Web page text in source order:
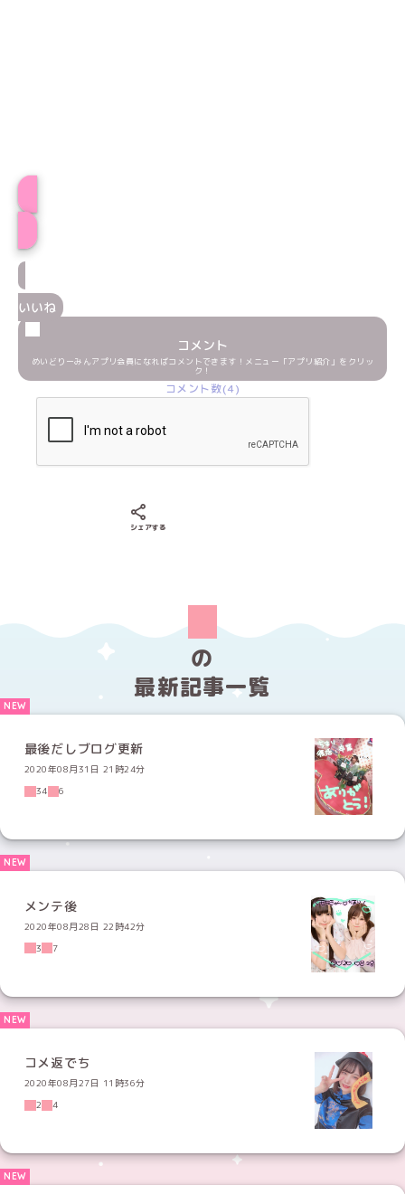
いいね
コメント
めいどりーみんアプリ会員になればコメントできます！メニュー「アプリ紹介」をクリッ
ク！
コメント数(4)
シェアする
の
最新記事一覧
最後だしブログ更新
2020年08月31日 21時24分
34
6
メンテ後
2020年08月28日 22時42分
3
7
コメ返でち
2020年08月27日 11時36分
2
4